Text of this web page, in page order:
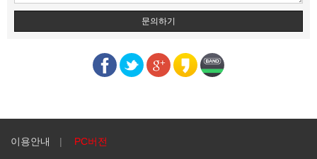
문의하기
이용안내 PC버전